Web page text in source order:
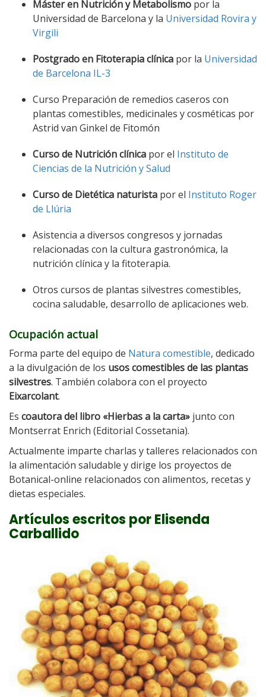
Máster en Nutrición y Metabolismo por la
Universidad de Barcelona y la Universidad Rovira y
Virgili
Postgrado en Fitoterapia clínica por la Universidad
de Barcelona IL-3
Curso Preparación de remedios caseros con
plantas comestibles, medicinales y cosméticas por
Astrid van Ginkel de Fitomón
Curso de Nutrición clínica por el Instituto de
Ciencias de la Nutrición y Salud
Curso de Dietética naturista por el Instituto Roger
de Llúria
Asistencia a diversos congresos y jornadas
relacionadas con la cultura gastronómica, la
nutrición clínica y la fitoterapia.
Otros cursos de plantas silvestres comestibles,
cocina saludable, desarrollo de aplicaciones web.
Ocupación actual
Forma parte del equipo de Natura comestible, dedicado
a la divulgación de los usos comestibles de las plantas
silvestres. También colabora con el proyecto
Eixarcolant.
Es coautora del libro «Hierbas a la carta» junto con
Montserrat Enrich (Editorial Cossetania).
Actualmente imparte charlas y talleres relacionados con
la alimentación saludable y dirige los proyectos de
Botanical-online relacionados con alimentos, recetas y
dietas especiales.
Artículos escritos por Elisenda
Carballido